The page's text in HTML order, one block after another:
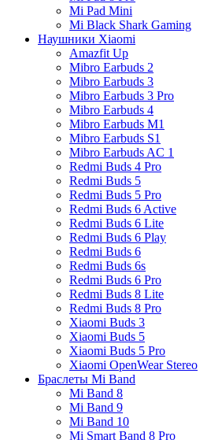
Mi Pad Mini
Mi Black Shark Gaming
Наушники Xiaomi
Amazfit Up
Mibro Earbuds 2
Mibro Earbuds 3
Mibro Earbuds 3 Pro
Mibro Earbuds 4
Mibro Earbuds M1
Mibro Earbuds S1
Mibro Earbuds AC 1
Redmi Buds 4 Pro
Redmi Buds 5
Redmi Buds 5 Pro
Redmi Buds 6 Active
Redmi Buds 6 Lite
Redmi Buds 6 Play
Redmi Buds 6
Redmi Buds 6s
Redmi Buds 6 Pro
Redmi Buds 8 Lite
Redmi Buds 8 Pro
Xiaomi Buds 3
Xiaomi Buds 5
Xiaomi Buds 5 Pro
Xiaomi OpenWear Stereo
Браслеты Mi Band
Mi Band 8
Mi Band 9
Mi Band 10
Mi Smart Band 8 Pro